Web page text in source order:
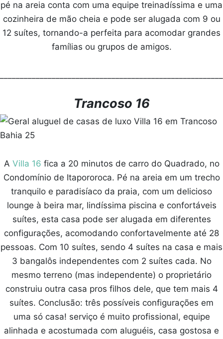
pé na areia conta com uma equipe treinadíssima e uma
cozinheira de mão cheia e pode ser alugada com 9 ou
12 suítes, tornando-a perfeita para acomodar grandes
famílias ou grupos de amigos.
Trancoso 16
A Villa 16 fica a 20 minutos de carro do Quadrado, no
Condomínio de Itapororoca. Pé na areia em um trecho
tranquilo e paradisíaco da praia, com um delicioso
lounge à beira mar, lindíssima piscina e confortáveis
suítes, esta casa pode ser alugada em diferentes
configurações, acomodando confortavelmente até 28
pessoas. Com 10 suítes, sendo 4 suítes na casa e mais
3 bangalôs independentes com 2 suítes cada. No
mesmo terreno (mas independente) o proprietário
construiu outra casa pros filhos dele, que tem mais 4
suítes. Conclusão: três possíveis configurações em
uma só casa! serviço é muito profissional, equipe
alinhada e acostumada com aluguéis, casa gostosa e